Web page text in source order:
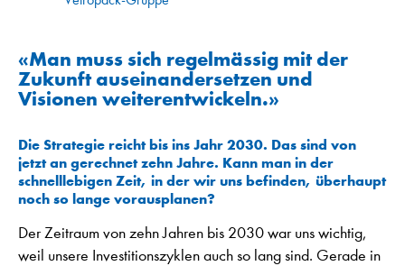
«Man muss sich regelmässig mit der
Zukunft auseinandersetzen und
Visionen weiterentwickeln.»
Die Strategie reicht bis ins Jahr 2030. Das sind von
jetzt an gerechnet zehn Jahre. Kann man in der
schnelllebigen Zeit, in der wir uns befinden, überhaupt
noch so lange vorausplanen?
Der Zeitraum von zehn Jahren bis 2030 war uns wichtig,
weil unsere Investitionszyklen auch so lang sind. Gerade in